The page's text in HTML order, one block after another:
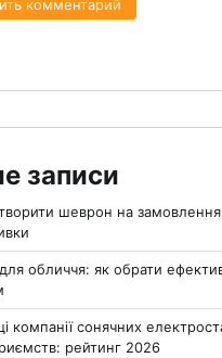
записи
шеврон на замовлення:
обличчя: як обрати
компанії сонячних
рейтинг 2026